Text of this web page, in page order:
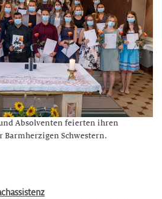
Absolventen feierten ihren
Barmherzigen Schwestern.